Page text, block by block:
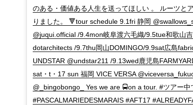
のある・価値ある人生を送ってほしい 。 ルーツと
りました。 🔻tour schedule 9.1fri 静岡
@juqui.official /9.4mon岐阜渡六毛織/9.5tue和歌山
dotarchitects /9.7thu岡山DOMINGO/9.9sat広島
UNDSTAR @undstar211 /9.13wed鹿児島
sat・t・17 sun 福岡 VICE VERSA
@_bingobongo_ Yes we are 🚍on a tour. #ツアー中
#PASCALMARIEDESMARAIS #AFT17